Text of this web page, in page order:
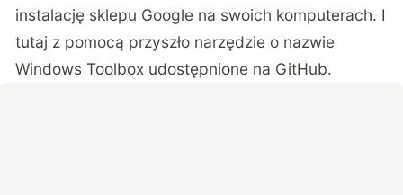
instalację sklepu Google na swoich komputerach. I
tutaj z pomocą przyszło narzędzie o nazwie
Windows Toolbox udostępnione na GitHub.